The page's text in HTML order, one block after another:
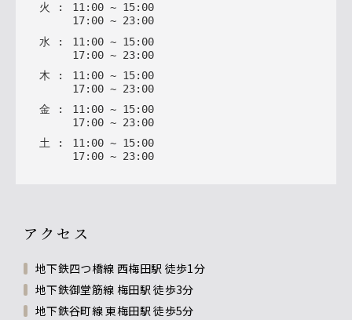
火
: 11: 00 ~ 15: 00
17: 00 ~ 23: 00
水 : 11 : 00 ~ 15: 00
17: 00 ~ 23: 00
木 : 11 : 00 ~ 15: 00
17: 00 ~ 23: 00
金 : 11 : 00 ~ 15: 00
17: 00 ~ 23: 00
土 : 11 : 00 ~ 15: 00
17: 00 ~ 23: 00
アクセス
地下鉄四つ橋線 西梅田駅 徒歩1分
地下鉄御堂筋線 梅田駅 徒歩3分
地下鉄谷町線 東梅田駅 徒歩5分